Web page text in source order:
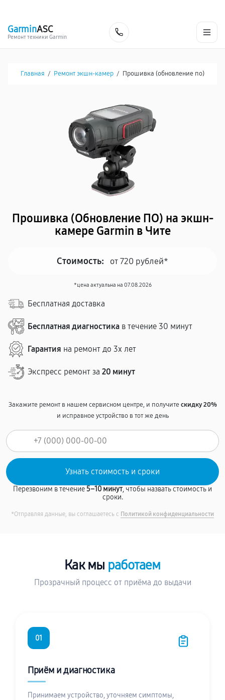
GarminASC
Ремонт техники Garmin
Главная / Ремонт экшн-камер / Прошивка (обновление по)
Прошивка (Обновление ПО) на экшн-
камере Garmin в Чите
Стоимость: от 720 рублей*
*цена актуальна на 07.08.2026
Бесплатная доставка
Бесплатная диагностика в течение 30 минут
Гарантия на ремонт до 3х лет
Экспресс ремонт за 20 минут
Закажите ремонт в нашем сервисном центре, и получитескидку 20%
и исправное устройство в тот же день
Перезвоним в течение5–10 минут, чтобы назвать стоимость и
сроки.
*Отправляя данные, вы соглашаетесь с Политикой конфиденциальности
Как мы работаем
Прозрачный процесс от приёма до выдачи
01
Приём и диагностика
Принимаем устройство, уточняем симптомы,